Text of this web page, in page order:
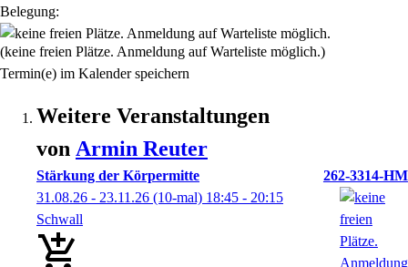
Belegung:
(keine freien Plätze. Anmeldung auf Warteliste möglich.)
Termin(e) im Kalender speichern
Weitere Veranstaltungen
von Armin Reuter
Stärkung der Körpermitte
262-3314-HM
31.08.26 - 23.11.26 (10-mal) 18:45 - 20:15
Schwall